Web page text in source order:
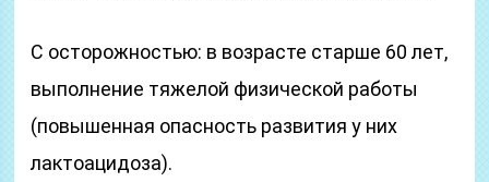
C осторожностью: в возрасте старше 60 лет,
выполнение тяжелой физической работы
(повышенная опасность развития у них
лактоацидоза).